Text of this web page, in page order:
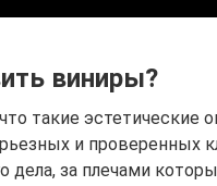
виниры?
такие эстетические
и проверенных
дела, за плечами